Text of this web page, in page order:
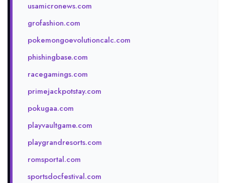
usamicronews.com
grofashion.com
pokemongoevolutioncalc.com
phishingbase.com
racegamings.com
primejackpotstay.com
pokugaa.com
playvaultgame.com
playgrandresorts.com
romsportal.com
sportsdocfestival.com